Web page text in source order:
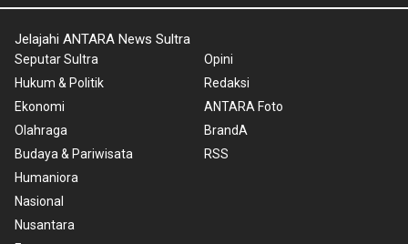
Jelajahi ANTARA News Sultra
Seputar Sultra
Hukum & Politik
Ekonomi
Olahraga
Budaya & Pariwisata
Humaniora
Nasional
Nusantara
Opini
Redaksi
ANTARA Foto
BrandA
RSS